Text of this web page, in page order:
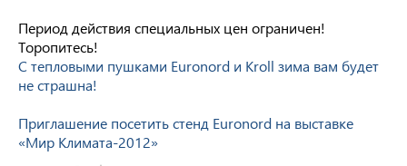
Период действия специальных цен ограничен!
Торопитесь!
С тепловыми пушками Euronord и Kroll зима вам будет
не страшна!
Приглашение посетить стенд Euronord на выставке
«Мир Климата-2012»